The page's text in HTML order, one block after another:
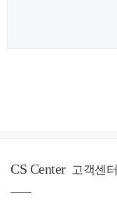
CS Center 고객센터